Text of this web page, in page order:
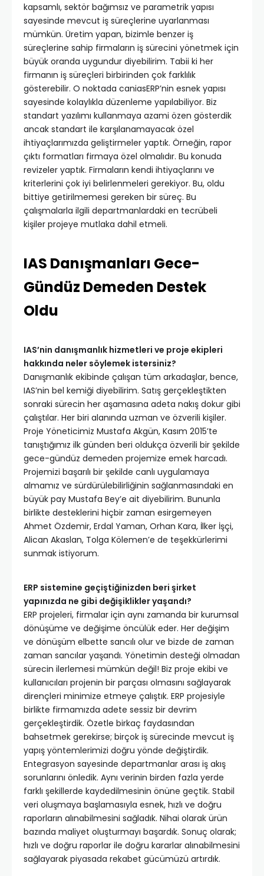
kapsamlı, sektör bağımsız ve parametrik yapısı
sayesinde mevcut iş süreçlerine uyarlanması
mümkün. Üretim yapan, bizimle benzer iş
süreçlerine sahip firmaların iş sürecini yönetmek için
büyük oranda uygundur diyebilirim. Tabii ki her
firmanın iş süreçleri birbirinden çok farklılık
gösterebilir. O noktada caniasERP’nin esnek yapısı
sayesinde kolaylıkla düzenleme yapılabiliyor. Biz
standart yazılımı kullanmaya azami özen gösterdik
ancak standart ile karşılanamayacak özel
ihtiyaçlarımızda geliştirmeler yaptık. Örneğin, rapor
çıktı formatları firmaya özel olmalıdır. Bu konuda
revizeler yaptık. Firmaların kendi ihtiyaçlarını ve
kriterlerini çok iyi belirlenmeleri gerekiyor. Bu, oldu
bittiye getirilmemesi gereken bir süreç. Bu
çalışmalarla ilgili departmanlardaki en tecrübeli
kişiler projeye mutlaka dahil etmeli.
IAS Danışmanları Gece-
Gündüz Demeden Destek
Oldu
IAS’nin danışmanlık hizmetleri ve proje ekipleri
hakkında neler söylemek istersiniz?
Danışmanlık ekibinde çalışan tüm arkadaşlar, bence,
IAS’nin bel kemiği diyebilirim. Satış gerçekleştikten
sonraki sürecin her aşamasına adeta nakış dokur gibi
çalıştılar. Her biri alanında uzman ve özverili kişiler.
Proje Yöneticimiz Mustafa Akgün, Kasım 2015’te
tanıştığımız ilk günden beri oldukça özverili bir şekilde
gece-gündüz demeden projemize emek harcadı.
Projemizi başarılı bir şekilde canlı uygulamaya
almamız ve sürdürülebilirliğinin sağlanmasındaki en
büyük pay Mustafa Bey’e ait diyebilirim. Bununla
birlikte desteklerini hiçbir zaman esirgemeyen
Ahmet Özdemir, Erdal Yaman, Orhan Kara, İlker İşçi,
Alican Akaslan, Tolga Kölemen’e de teşekkürlerimi
sunmak istiyorum.
ERP sistemine geçiştiğinizden beri şirket
yapınızda ne gibi değişiklikler yaşandı?
ERP projeleri, firmalar için aynı zamanda bir kurumsal
dönüşüme ve değişime öncülük eder. Her değişim
ve dönüşüm elbette sancılı olur ve bizde de zaman
zaman sancılar yaşandı. Yönetimin desteği olmadan
sürecin ilerlemesi mümkün değil! Biz proje ekibi ve
kullanıcıları projenin bir parçası olmasını sağlayarak
dirençleri minimize etmeye çalıştık. ERP projesiyle
birlikte firmamızda adete sessiz bir devrim
gerçekleştirdik. Özetle birkaç faydasından
bahsetmek gerekirse; birçok iş sürecinde mevcut iş
yapış yöntemlerimizi doğru yönde değiştirdik.
Entegrasyon sayesinde departmanlar arası iş akış
sorunlarını önledik. Aynı verinin birden fazla yerde
farklı şekillerde kaydedilmesinin önüne geçtik. Stabil
veri oluşmaya başlamasıyla esnek, hızlı ve doğru
raporların alınabilmesini sağladık. Nihai olarak ürün
bazında maliyet oluşturmayı başardık. Sonuç olarak;
hızlı ve doğru raporlar ile doğru kararlar alınabilmesini
sağlayarak piyasada rekabet gücümüzü artırdık.